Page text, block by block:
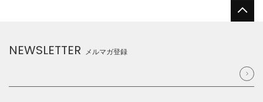
NEWSLETTER メルマガ登録